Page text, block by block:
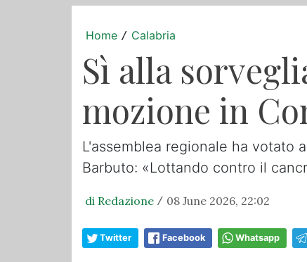
Home / Calabria
Sì alla
mozione in
L'assemblea regionale ha votato
Barbuto: «Lottando contro il
di Redazione / 08 June 2026, 22:02
Twitter Facebook Whatsapp